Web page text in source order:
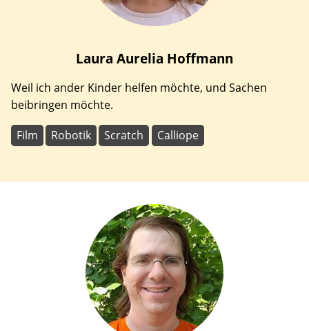
Laura Aurelia Hoffmann
Weil ich ander Kinder helfen möchte, und Sachen
beibringen möchte.
Film Robotik Scratch Calliope